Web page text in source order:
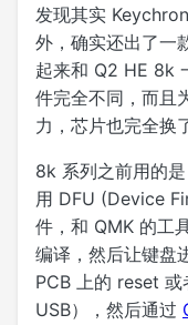
发现其实
外，确实还出了一
起来和 Q2 HE 8k
件完全不同，而
力，芯片也完全换
8k 系列之前用的是
用 DFU (Device
件，和 QMK 的工
编译，然后让键盘
PCB 上的 reset 或
USB），然后通过